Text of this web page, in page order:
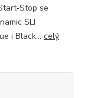
se
SLI
i Black... celý